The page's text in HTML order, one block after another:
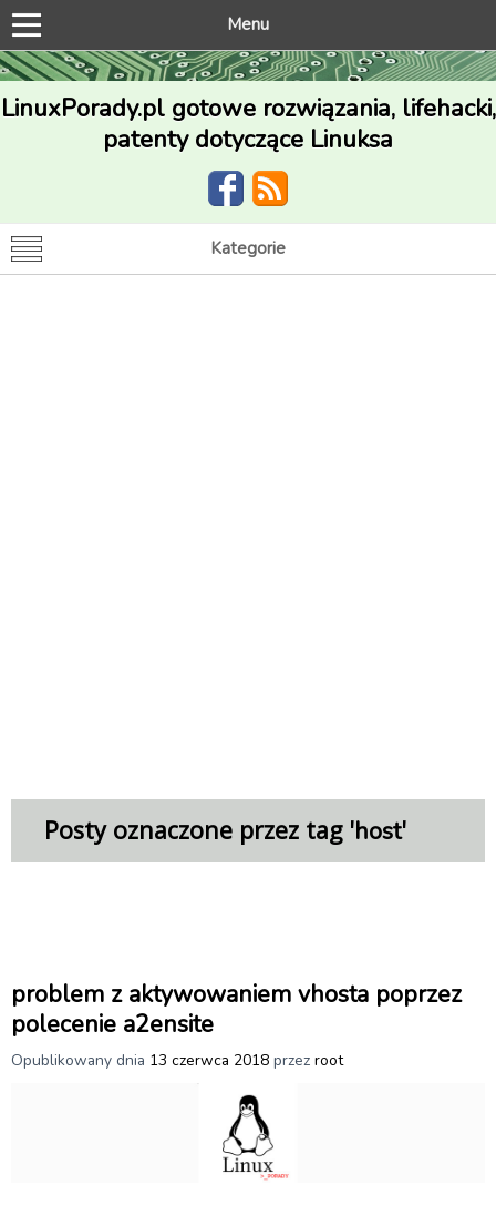
Menu
LinuxPorady.pl gotowe rozwiązania, lifehacki,
patenty dotyczące Linuksa
Kategorie
Posty oznaczone przez tag 'host'
problem z aktywowaniem vhosta poprzez
polecenie a2ensite
Opublikowany dnia 13 czerwca 2018 przez root